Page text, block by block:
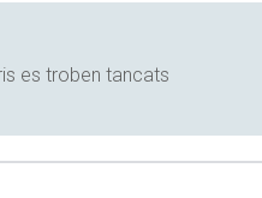
es troben tancats